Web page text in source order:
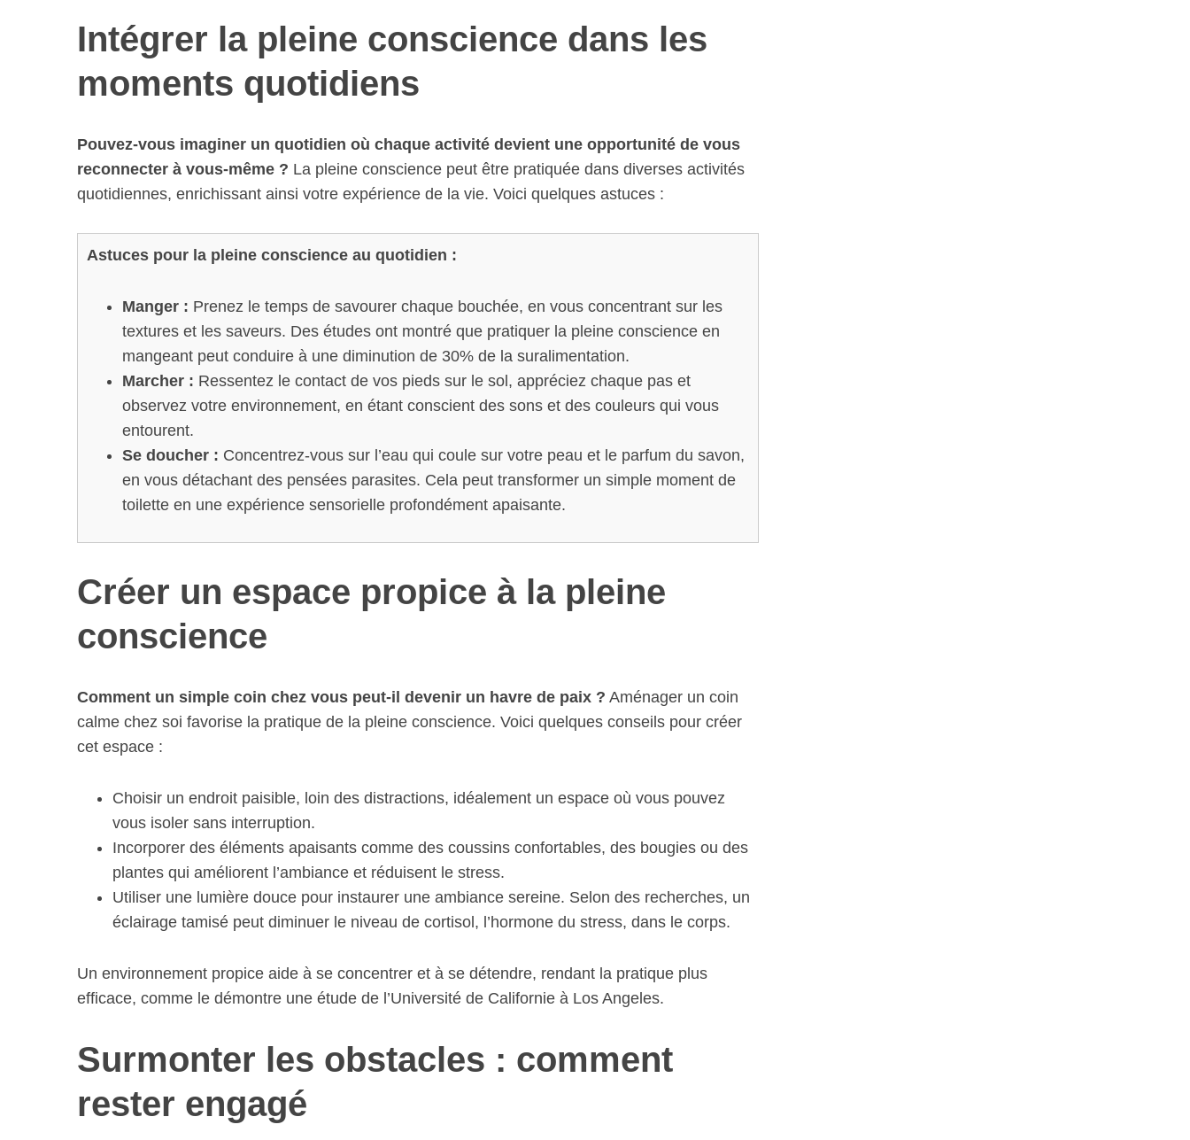
Intégrer la pleine conscience dans les
moments quotidiens
Pouvez-vous imaginer un quotidien où chaque activité devient une opportunité de vous
reconnecter à vous-même ? La pleine conscience peut être pratiquée dans diverses activités
quotidiennes, enrichissant ainsi votre expérience de la vie. Voici quelques astuces :
Astuces pour la pleine conscience au quotidien :
Manger : Prenez le temps de savourer chaque bouchée, en vous concentrant sur les
textures et les saveurs. Des études ont montré que pratiquer la pleine conscience en
mangeant peut conduire à une diminution de 30% de la suralimentation.
Marcher : Ressentez le contact de vos pieds sur le sol, appréciez chaque pas et
observez votre environnement, en étant conscient des sons et des couleurs qui vous
entourent.
Se doucher : Concentrez-vous sur l’eau qui coule sur votre peau et le parfum du savon,
en vous détachant des pensées parasites. Cela peut transformer un simple moment de
toilette en une expérience sensorielle profondément apaisante.
Créer un espace propice à la pleine
conscience
Comment un simple coin chez vous peut-il devenir un havre de paix ? Aménager un coin
calme chez soi favorise la pratique de la pleine conscience. Voici quelques conseils pour créer
cet espace :
Choisir un endroit paisible, loin des distractions, idéalement un espace où vous pouvez
vous isoler sans interruption.
Incorporer des éléments apaisants comme des coussins confortables, des bougies ou des
plantes qui améliorent l’ambiance et réduisent le stress.
Utiliser une lumière douce pour instaurer une ambiance sereine. Selon des recherches, un
éclairage tamisé peut diminuer le niveau de cortisol, l’hormone du stress, dans le corps.
Un environnement propice aide à se concentrer et à se détendre, rendant la pratique plus
efficace, comme le démontre une étude de l’Université de Californie à Los Angeles.
Surmonter les obstacles : comment
rester engagé